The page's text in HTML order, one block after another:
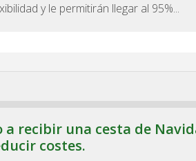
y le permitirán llegar al 95%...
a recibir una cesta de
costes.